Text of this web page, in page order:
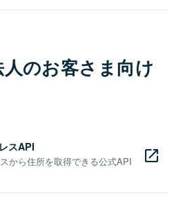
のお客さま向け
スAPI
から住所を取得できる公式API